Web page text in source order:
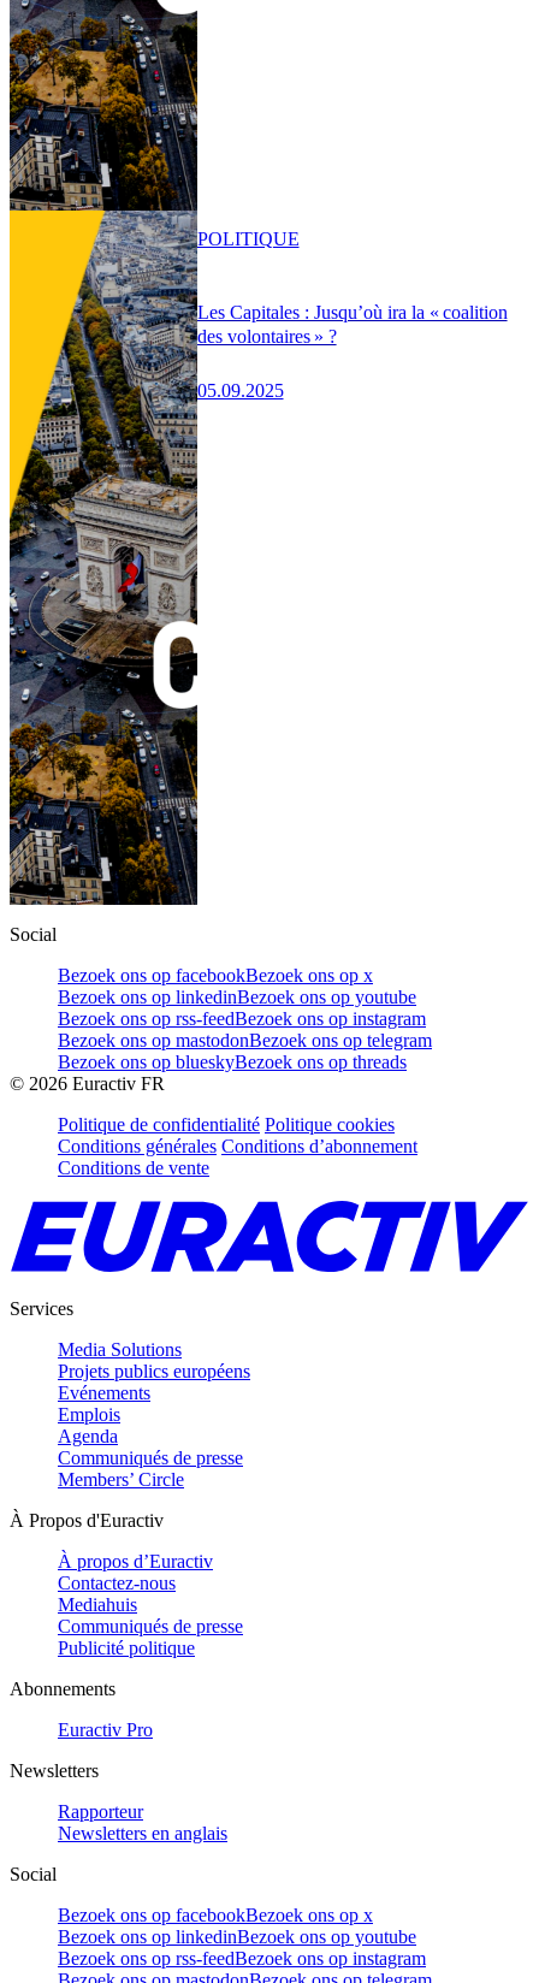
Les Capitales : Jusqu’où ira la « coalition
des volontaires » ?
05.09.2025
POLITIQUE
Social
Bezoek ons op facebookBezoek ons op x
Bezoek ons op linkedinBezoek ons op youtube
Bezoek ons op rss-feedBezoek ons op instagram
Bezoek ons op mastodonBezoek ons op telegram
Bezoek ons op blueskyBezoek ons op threads
© 2026 Euractiv FR
Politique de confidentialité Politique cookies
Conditions générales Conditions d’abonnement
Conditions de vente
Services
Media Solutions
Projets publics européens
Evénements
Emplois
Agenda
Communiqués de presse
Members’ Circle
À Propos d'Euractiv
À propos d’Euractiv
Contactez-nous
Mediahuis
Communiqués de presse
Publicité politique
Abonnements
Euractiv Pro
Newsletters
Rapporteur
Newsletters en anglais
Social
Bezoek ons op facebookBezoek ons op x
Bezoek ons op linkedinBezoek ons op youtube
Bezoek ons op rss-feedBezoek ons op instagram